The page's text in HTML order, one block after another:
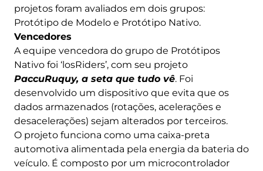
projetos foram avaliados em dois grupos:
Protótipo de Modelo e Protótipo Nativo.
Vencedores
A equipe vencedora do grupo de Protótipos
Nativo foi ‘losRiders’, com seu projeto
PaccuRuquy, a seta que tudo vê. Foi
desenvolvido um dispositivo que evita que os
dados armazenados (rotações, acelerações e
desacelerações) sejam alterados por terceiros.
O projeto funciona como uma caixa-preta
automotiva alimentada pela energia da bateria do
veículo. É composto por um microcontrolador